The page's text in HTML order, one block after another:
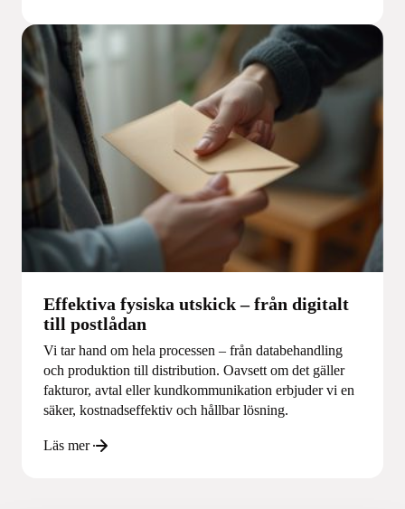
Effektiva fysiska utskick – från digitalt
till postlådan
Vi tar hand om hela processen – från databehandling
och produktion till distribution. Oavsett om det gäller
fakturor, avtal eller kundkommunikation erbjuder vi en
säker, kostnadseffektiv och hållbar lösning.
Läs mer